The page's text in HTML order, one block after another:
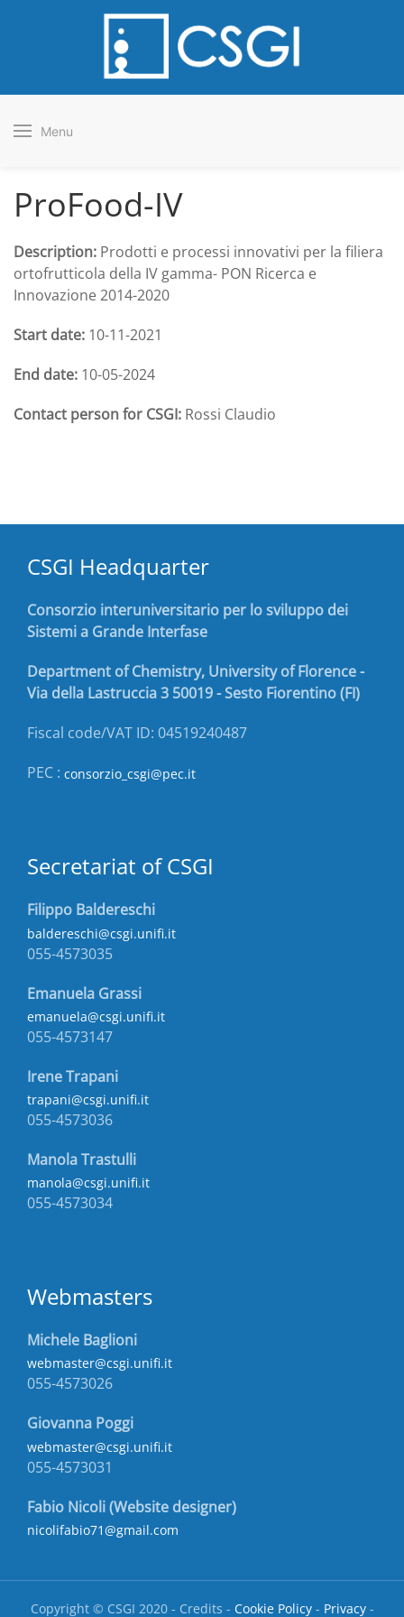
Menu
ProFood-IV
Description: Prodotti e processi innovativi per la filiera
ortofrutticola della IV gamma- PON Ricerca e
Innovazione 2014-2020
Start date: 10-11-2021
End date: 10-05-2024
Contact person for CSGI: Rossi Claudio
CSGI Headquarter
Consorzio interuniversitario per lo sviluppo dei
Sistemi a Grande Interfase
Department of Chemistry, University of Florence -
Via della Lastruccia 3 50019 - Sesto Fiorentino (FI)
Fiscal code/VAT ID: 04519240487
PEC : consorzio_csgi@pec.it
Secretariat of CSGI
Filippo Baldereschi
baldereschi@csgi.unifi.it
055-4573035
Emanuela Grassi
emanuela@csgi.unifi.it
055-4573147
Irene Trapani
trapani@csgi.unifi.it
055-4573036
Manola Trastulli
manola@csgi.unifi.it
055-4573034
Webmasters
Michele Baglioni
webmaster@csgi.unifi.it
055-4573026
Giovanna Poggi
webmaster@csgi.unifi.it
055-4573031
Fabio Nicoli (Website designer)
nicolifabio71@gmail.com
Copyright © CSGI 2020 - Credits - Cookie Policy- Privacy-